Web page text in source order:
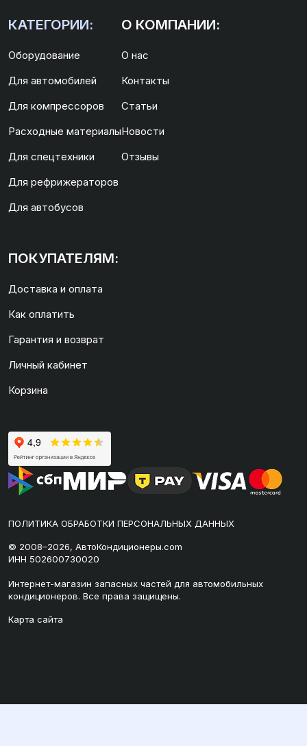
КАТЕГОРИИ:
Оборудование
Для автомобилей
Для компрессоров
Расходные материалы
Для спецтехники
Для рефрижераторов
Для автобусов
О КОМПАНИИ:
О нас
Контакты
Статьи
Новости
Отзывы
ПОКУПАТЕЛЯМ:
Доставка и оплата
Как оплатить
Гарантия и возврат
Личный кабинет
Корзина
ПОЛИТИКА ОБРАБОТКИ ПЕРСОНАЛЬНЫХ ДАННЫХ
© 2008–2026, АвтоКондиционеры.com
ИНН 502600730020
Интернет-магазин запасных частей для автомобильных
кондиционеров. Все права защищены.
Карта сайта